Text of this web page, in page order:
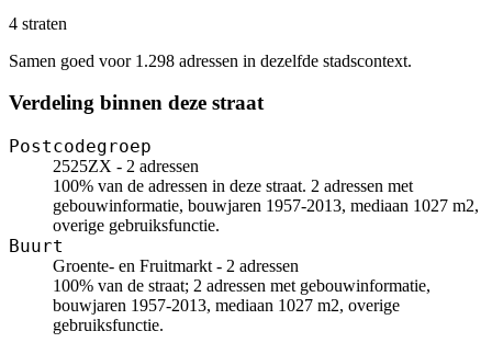
4 straten
Samen goed voor 1.298 adressen in dezelfde stadscontext.
Verdeling binnen deze straat
Postcodegroep
2525ZX - 2 adressen
100% van de adressen in deze straat. 2 adressen met
gebouwinformatie, bouwjaren 1957-2013, mediaan 1027 m2,
overige gebruiksfunctie.
Buurt
Groente- en Fruitmarkt - 2 adressen
100% van de straat; 2 adressen met gebouwinformatie,
bouwjaren 1957-2013, mediaan 1027 m2, overige
gebruiksfunctie.